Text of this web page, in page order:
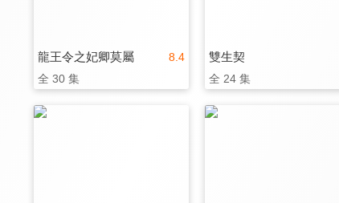
8.4
龍王令之妃卿莫屬
全 30 集
雙生契
全 24 集